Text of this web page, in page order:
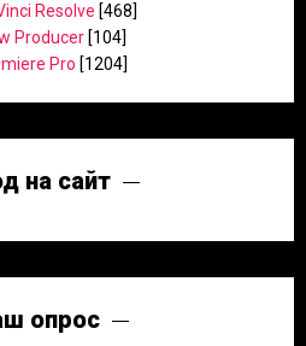
Resolve [468]
Producer [104]
Pro [1204]
на сайт
опрос